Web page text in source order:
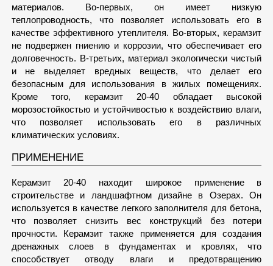
материалов. Во-первых, он имеет низкую
теплопроводность, что позволяет использовать его в
качестве эффективного утеплителя. Во-вторых, керамзит
не подвержен гниению и коррозии, что обеспечивает его
долговечность. В-третьих, материал экологически чистый
и не выделяет вредных веществ, что делает его
безопасным для использования в жилых помещениях.
Кроме того, керамзит 20-40 обладает высокой
морозостойкостью и устойчивостью к воздействию влаги,
что позволяет использовать его в различных
климатических условиях.
ПРИМЕНЕНИЕ
Керамзит 20-40 находит широкое применение в
строительстве и ландшафтном дизайне в Озерах. Он
используется в качестве легкого заполнителя для бетона,
что позволяет снизить вес конструкций без потери
прочности. Керамзит также применяется для создания
дренажных слоев в фундаментах и кровлях, что
способствует отводу влаги и предотвращению